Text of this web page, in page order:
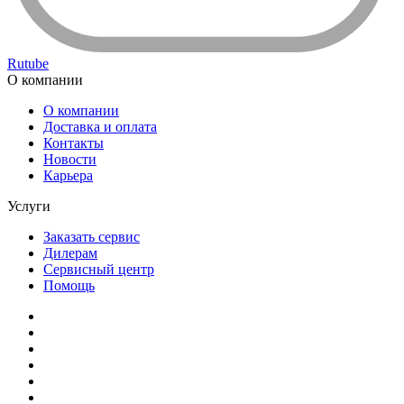
Rutube
О компании
О компании
Доставка и оплата
Контакты
Новости
Карьера
Услуги
Заказать сервис
Дилерам
Сервисный центр
Помощь